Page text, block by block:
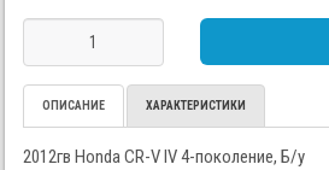
ОПИСАНИЕ ХАРАКТЕРИСТИКИ
2012гв Honda CR-V IV 4-поколение, Б/у